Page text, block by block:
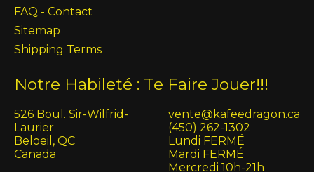
FAQ - Contact
Sitemap
Shipping Terms
Notre Habileté : Te Faire Jouer!!!
526 Boul. Sir-Wilfrid-
Laurier
Beloeil, QC
Canada
vente@kafeedragon.ca
(450) 262-1302
Lundi FERMÉ
Mardi FERMÉ
Mercredi 10h-21h